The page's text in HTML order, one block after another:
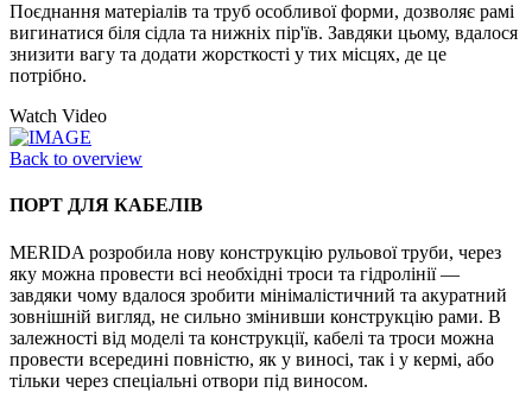
Поєднання матеріалів та труб особливої форми, дозволяє рамі
вигинатися біля сідла та нижніх пір'їв. Завдяки цьому, вдалося
знизити вагу та додати жорсткості у тих місцях, де це
потрібно.
Watch Video
Back to overview
ПОРТ ДЛЯ КАБЕЛІВ
MERIDA розробила нову конструкцію рульової труби, через
яку можна провести всі необхідні троси та гідролінії —
завдяки чому вдалося зробити мінімалістичний та акуратний
зовнішній вигляд, не сильно змінивши конструкцію рами. В
залежності від моделі та конструкції, кабелі та троси можна
провести всередині повністю, як у виносі, так і у кермі, або
тільки через спеціальні отвори під виносом.